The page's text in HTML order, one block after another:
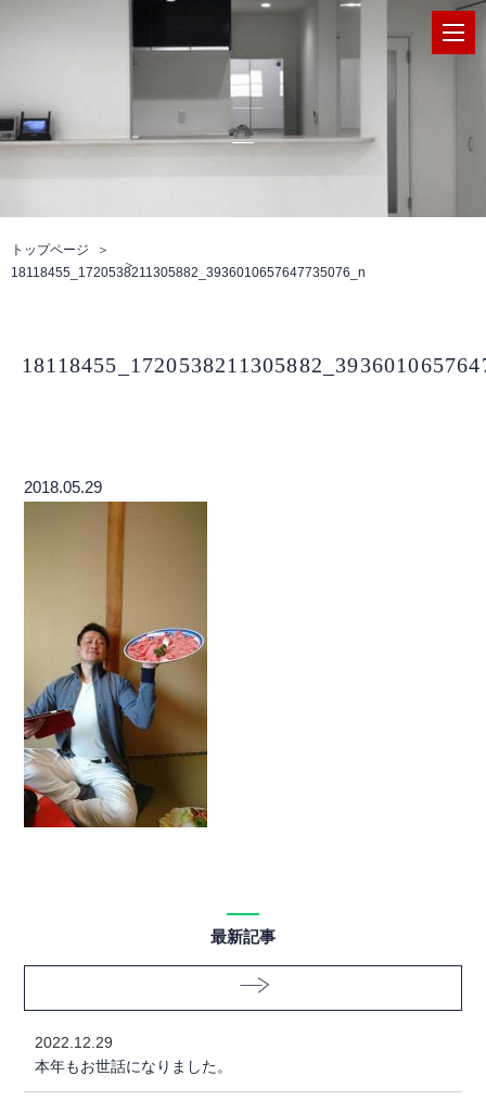
トップページ
18118455_1720538211305882_3936010657647735076_n
2018.05.29
最新記事
2022.12.29
本年もお世話になりました。